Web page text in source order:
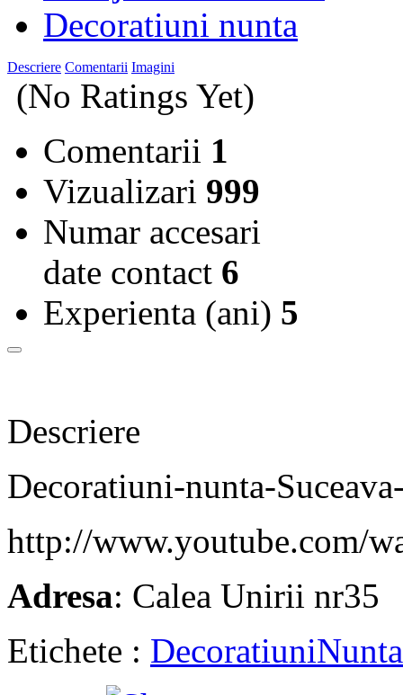
Decoratiuni nunta
Descriere Comentarii Imagini
(No Ratings Yet)
Comentarii 1
Vizualizari 999
Numar accesari
date contact 6
Experienta (ani) 5
Descriere
Decoratiuni-nunta-
http://www.youtube.com/
Adresa: Calea Unirii nr35
Etichete : DecoratiuniNunta